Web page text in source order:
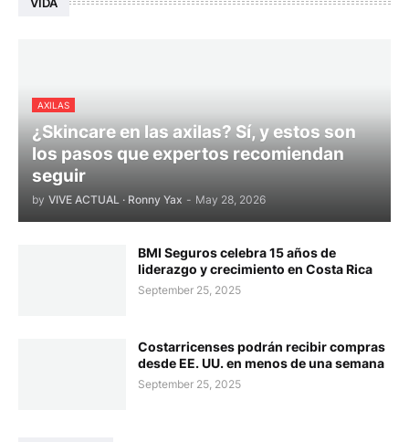
AXILAS
¿Skincare en las axilas? Sí, y estos son
los pasos que expertos recomiendan
seguir
by VIVE ACTUAL · Ronny Yax - May 28, 2026
BMI Seguros celebra 15 años de
liderazgo y crecimiento en Costa Rica
September 25, 2025
Costarricenses podrán recibir compras
desde EE. UU. en menos de una semana
September 25, 2025